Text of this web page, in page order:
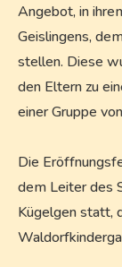
Angebot, in
Geislingens,
stellen. Diese
den Eltern zu
einer Gruppe
Die
dem Leiter des
Kügelgen statt,